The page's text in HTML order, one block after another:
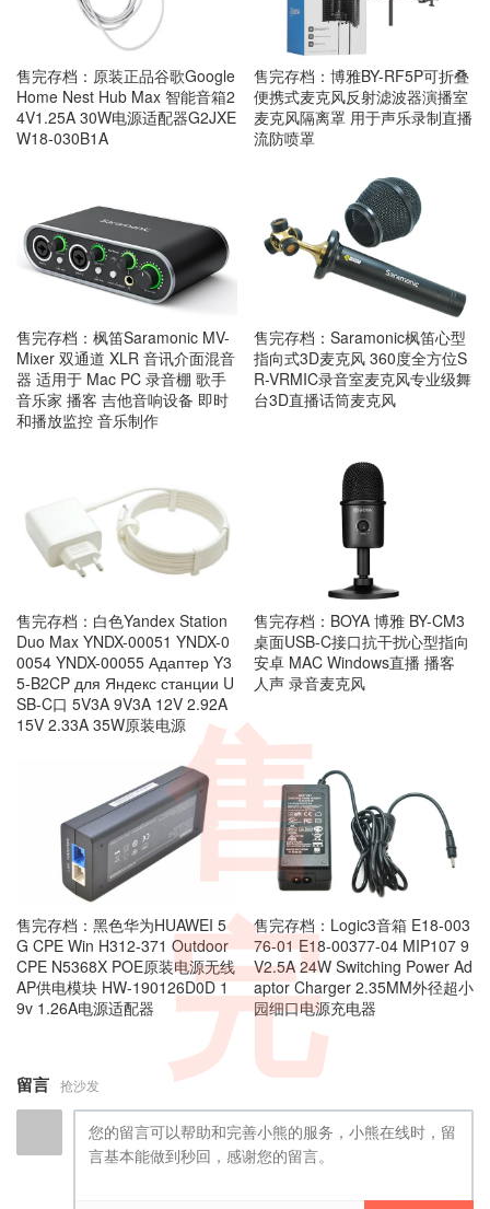
售完存档：原装正品谷歌Google
Home Nest Hub Max 智能音箱2
4V1.25A 30W电源适配器G2JXE
W18-030B1A
售完存档：博雅BY-RF5P可折叠
便携式麦克风反射滤波器演播室
麦克风隔离罩 用于声乐录制直播
流防喷罩
售完存档：枫笛Saramonic MV-
Mixer 双通道 XLR 音讯介面混音
器 适用于 Mac PC 录音棚 歌手
音乐家 播客 吉他音响设备 即时
和播放监控 音乐制作
售完存档：Saramonic枫笛心型
指向式3D麦克风 360度全方位S
R-VRMIC录音室麦克风专业级舞
台3D直播话筒麦克风
售完存档：白色Yandex Station
Duo Max YNDX-00051 YNDX-0
0054 YNDX-00055 Адаптер Y3
5-B2CP для Яндекс станции U
SB-C口 5V3A 9V3A 12V 2.92A
15V 2.33A 35W原装电源
售完存档：BOYA 博雅 BY-CM3
桌面USB-C接口抗干扰心型指向
安卓 MAC Windows直播 播客
人声 录音麦克风
售完存档：黑色华为HUAWEI 5
G CPE Win H312-371 Outdoor
CPE N5368X POE原装电源无线
AP供电模块 HW-190126D0D 1
9v 1.26A电源适配器
售完存档：Logic3音箱 E18-003
76-01 E18-00377-04 MIP107 9
V2.5A 24W Switching Power Ad
aptor Charger 2.35MM外径超小
园细口电源充电器
留言 抢沙发
售
完